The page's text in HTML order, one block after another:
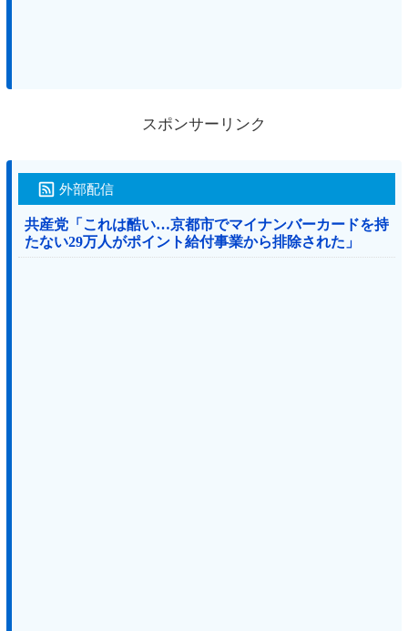
スポンサーリンク
外部配信
共産党「これは酷い…京都市でマイナンバーカードを持
たない29万人がポイント給付事業から排除された」